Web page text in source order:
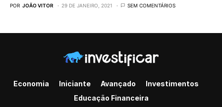
POR JOÃO VITOR 29 DE JANEIRO, 2021 SEM COMENTÁRIOS
Economia Iniciante Avançado
Investimentos
Educação Financeira